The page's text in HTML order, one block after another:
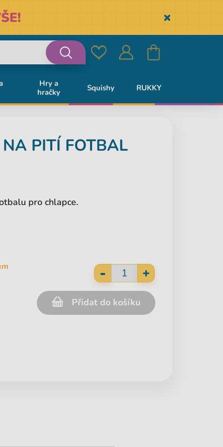
Skryť
OblíbenéPřihlásit Košík
Hry a
hračky
Squishy RUKKY
PITÍ FOTBAL
pro chlapce.
- +
Přidat do košíku